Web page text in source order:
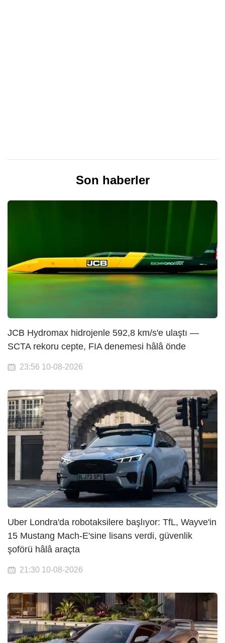
Son haberler
JCB Hydromax hidrojenle 592,8 km/s'e ulaştı —
SCTA rekoru cepte, FIA denemesi hâlâ önde
23:56 10-08-2026
Uber Londra'da robotaksilere başlıyor: TfL, Wayve'in
15 Mustang Mach-E'sine lisans verdi, güvenlik
şoförü hâlâ araçta
21:30 10-08-2026